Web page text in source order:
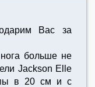
Вас за
больше не
Jackson Elle
в 20 см и с